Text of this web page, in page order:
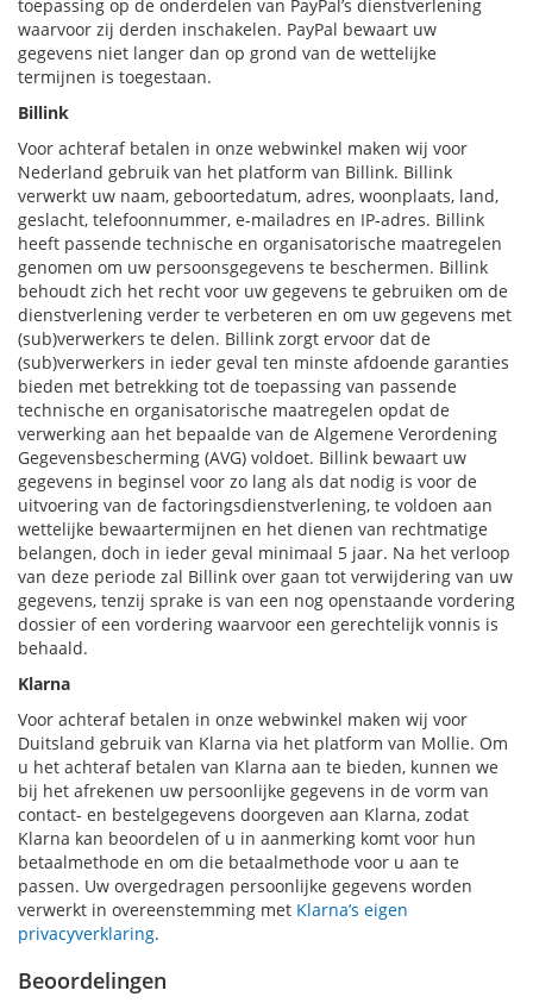
toepassing op de onderdelen van PayPal’s dienstverlening
waarvoor zij derden inschakelen. PayPal bewaart uw
gegevens niet langer dan op grond van de wettelijke
termijnen is toegestaan.
Billink
Voor achteraf betalen in onze webwinkel maken wij voor
Nederland gebruik van het platform van Billink. Billink
verwerkt uw naam, geboortedatum, adres, woonplaats, land,
geslacht, telefoonnummer, e-mailadres en IP-adres. Billink
heeft passende technische en organisatorische maatregelen
genomen om uw persoonsgegevens te beschermen. Billink
behoudt zich het recht voor uw gegevens te gebruiken om de
dienstverlening verder te verbeteren en om uw gegevens met
(sub)verwerkers te delen. Billink zorgt ervoor dat de
(sub)verwerkers in ieder geval ten minste afdoende garanties
bieden met betrekking tot de toepassing van passende
technische en organisatorische maatregelen opdat de
verwerking aan het bepaalde van de Algemene Verordening
Gegevensbescherming (AVG) voldoet. Billink bewaart uw
gegevens in beginsel voor zo lang als dat nodig is voor de
uitvoering van de factoringsdienstverlening, te voldoen aan
wettelijke bewaartermijnen en het dienen van rechtmatige
belangen, doch in ieder geval minimaal 5 jaar. Na het verloop
van deze periode zal Billink over gaan tot verwijdering van uw
gegevens, tenzij sprake is van een nog openstaande vordering
dossier of een vordering waarvoor een gerechtelijk vonnis is
behaald.
Klarna
Voor achteraf betalen in onze webwinkel maken wij voor
Duitsland gebruik van Klarna via het platform van Mollie. Om
u het achteraf betalen van Klarna aan te bieden, kunnen we
bij het afrekenen uw persoonlijke gegevens in de vorm van
contact- en bestelgegevens doorgeven aan Klarna, zodat
Klarna kan beoordelen of u in aanmerking komt voor hun
betaalmethode en om die betaalmethode voor u aan te
passen. Uw overgedragen persoonlijke gegevens worden
verwerkt in overeenstemming met Klarna’s eigen
privacyverklaring.
Beoordelingen